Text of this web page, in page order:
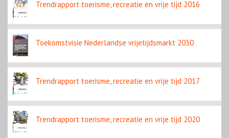
Trendrapport toerisme, recreatie en vrije tijd 2016
Toekomstvisie Nederlandse vrijetijdsmarkt 2030
Trendrapport toerisme, recreatie en vrije tijd 2017
Trendrapport toerisme, recreatie en vrije tijd 2020